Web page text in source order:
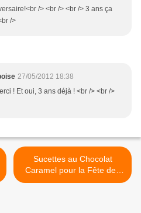
/> <br /> <br /> 3 ans ça
/>
27/05/2012 18:38
! Et oui, 3 ans déjà ! <br /> <br />
Sucettes au Chocolat
Caramel pour la Fête des
Mamans ! >